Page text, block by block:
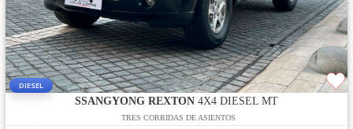
DIESEL
SSANGYONG REXTON4X4 DIESEL MT
TRES CORRIDAS DE ASIENTOS